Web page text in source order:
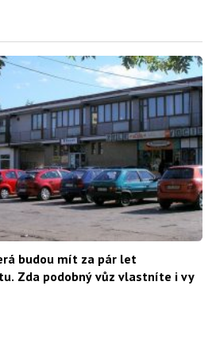
budou mít za pár let
Zda podobný vůz vlastníte i vy